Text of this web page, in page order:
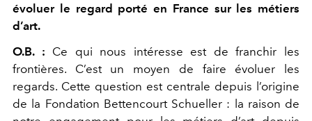
évoluer le regard porté en France sur les métiers
d’art.
O.B. : Ce qui nous intéresse est de franchir les
frontières. C’est un moyen de faire évoluer les
regards. Cette question est centrale depuis l’origine
de la Fondation Bettencourt Schueller : la raison de